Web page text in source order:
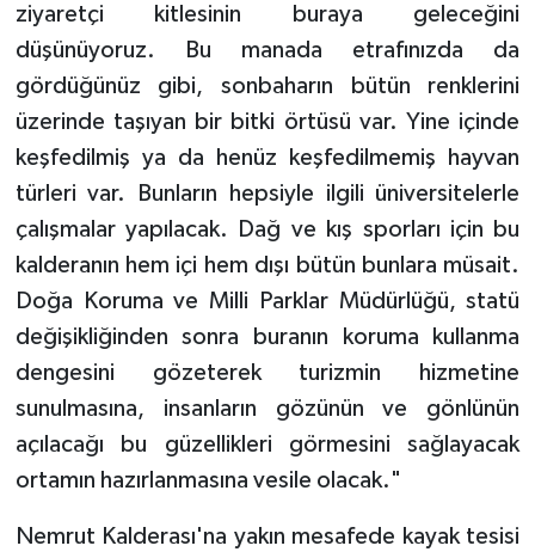
ziyaretçi kitlesinin buraya geleceğini
düşünüyoruz. Bu manada etrafınızda da
gördüğünüz gibi, sonbaharın bütün renklerini
üzerinde taşıyan bir bitki örtüsü var. Yine içinde
keşfedilmiş ya da henüz keşfedilmemiş hayvan
türleri var. Bunların hepsiyle ilgili üniversitelerle
çalışmalar yapılacak. Dağ ve kış sporları için bu
kalderanın hem içi hem dışı bütün bunlara müsait.
Doğa Koruma ve Milli Parklar Müdürlüğü, statü
değişikliğinden sonra buranın koruma kullanma
dengesini gözeterek turizmin hizmetine
sunulmasına, insanların gözünün ve gönlünün
açılacağı bu güzellikleri görmesini sağlayacak
ortamın hazırlanmasına vesile olacak."
Nemrut Kalderası'na yakın mesafede kayak tesisi